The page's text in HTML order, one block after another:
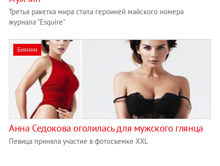
Третья ракетка мира стала героиней майского номера
журнала "Esquire"
Бикини
Анна Седокова оголилась для мужского глянца
Певица приняла участие в фотосъемке XXL